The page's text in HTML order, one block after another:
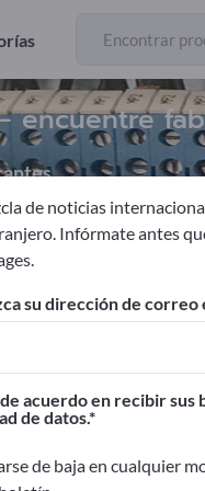
encuentre
y baterías
comerciales >>
en
publicar aquí
de noticias
Infórmate antes
su dirección de
acuerdo en recibir sus
de datos.
de baja en cualquier